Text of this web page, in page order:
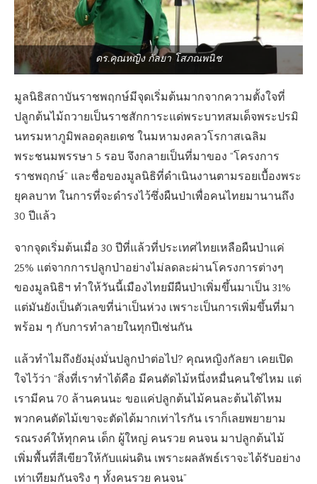
ดร.คุณหญิง กัลยา โสภณพนิช
มูลนิธิสถาบันราชพฤกษ์มีจุดเริ่มต้นมากจากความตั้งใจที่
ปลูกต้นไม้ถวายเป็นราชสักการะแด่พระบาทสมเด็จพระปรมิ
นทรมหาภูมิพลอดุลยเดช ในมหามงคลวโรกาสเฉลิม
พระชนมพรรษา 5 รอบ จึงกลายเป็นที่มาของ “โครงการ
ราชพฤกษ์” และชื่อของมูลนิธิที่ดำเนินงานตามรอยเบื้องพระ
ยุคลบาท ในการที่จะดำรงไว้ซึ่งผืนป่าเพื่อคนไทยมานานถึง
30 ปีแล้ว
จากจุดเริ่มต้นเมื่อ 30 ปีที่แล้วที่ประเทศไทยเหลือผืนป่าแค่
25% แต่จากการปลูกป่าอย่างไม่ลดละผ่านโครงการต่างๆ
ของมูลนิธิฯ ทำให้วันนี้เมืองไทยมีผืนป่าเพิ่มขึ้นมาเป็น 31%
แต่มันยังเป็นตัวเลขที่น่าเป็นห่วง เพราะเป็นการเพิ่มขึ้นที่มา
พร้อม ๆ กับการทำลายในทุกปีเช่นกัน
แล้วทำไมถึงยังมุ่งมั่นปลูกป่าต่อไป? คุณหญิงกัลยา เคยเปิด
ใจไว้ว่า “สิ่งที่เราทำได้คือ มีคนตัดไม้หนึ่งหมื่นคนใช่ไหม แต่
เรามีคน 70 ล้านคนนะ ขอแค่ปลูกต้นไม้คนละต้นได้ไหม
พวกคนตัดไม้เขาจะตัดได้มากเท่าไรกัน เราก็เลยพยายาม
รณรงค์ให้ทุกคน เด็ก ผู้ใหญ่ คนรวย คนจน มาปลูกต้นไม้
เพิ่มพื้นที่สีเขียวให้กับแผ่นดิน เพราะผลลัพธ์เราจะได้รับอย่าง
เท่าเทียมกันจริง ๆ ทั้งคนรวย คนจน”